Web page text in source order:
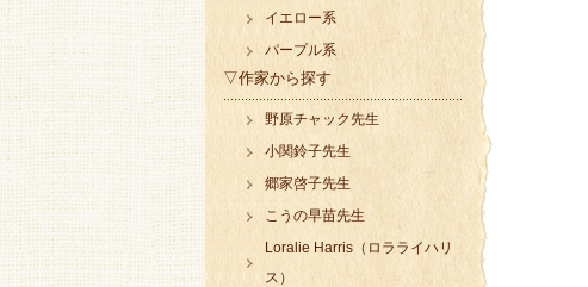
イエロー系
パープル系
▽作家から探す
野原チャック先生
小関鈴子先生
郷家啓子先生
こうの早苗先生
Loralie Harris（ロラライハリ
ス）